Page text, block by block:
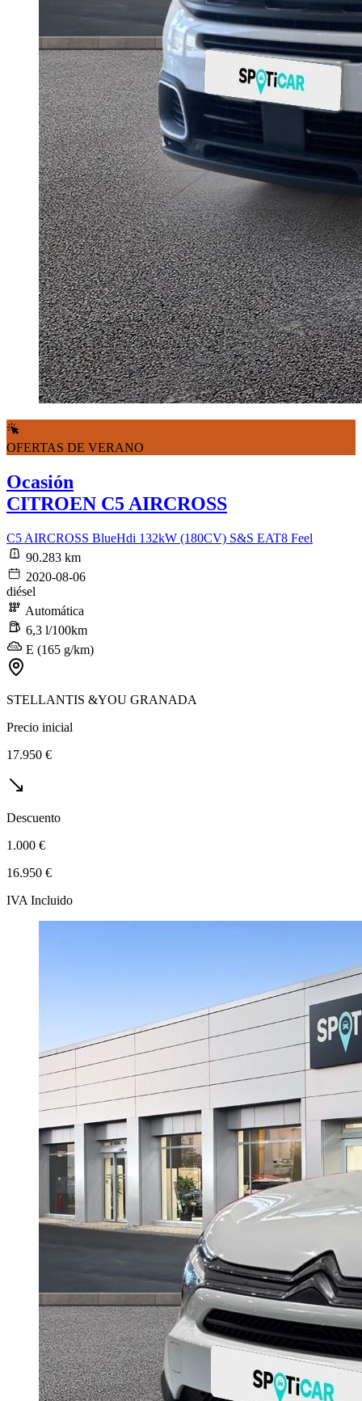
OFERTAS DE VERANO
Ocasión
CITROEN C5 AIRCROSS
C5 AIRCROSS BlueHdi 132kW (180CV) S&S EAT8 Feel
90.283 km
2020-08-06
diésel
Automática
6,3 l/100km
E (165 g/km)
STELLANTIS &YOU GRANADA
Precio inicial
17.950 €
Descuento
1.000 €
16.950 €
IVA Incluido